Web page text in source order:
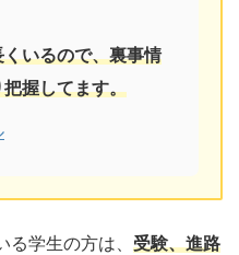
いるので、裏事情
握してます。
る学生の方は、 受験、進路